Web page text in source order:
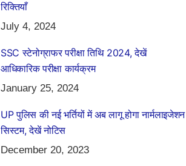
रिक्तियाँ
July 4, 2024
SSC स्टेनोग्राफर परीक्षा तिथि 2024, देखें
आधिकारिक परीक्षा कार्यक्रम
January 25, 2024
UP पुलिस की नई भर्तियों में अब लागू होगा नार्मलाइजेशन
सिस्टम, देखें नोटिस
December 20, 2023